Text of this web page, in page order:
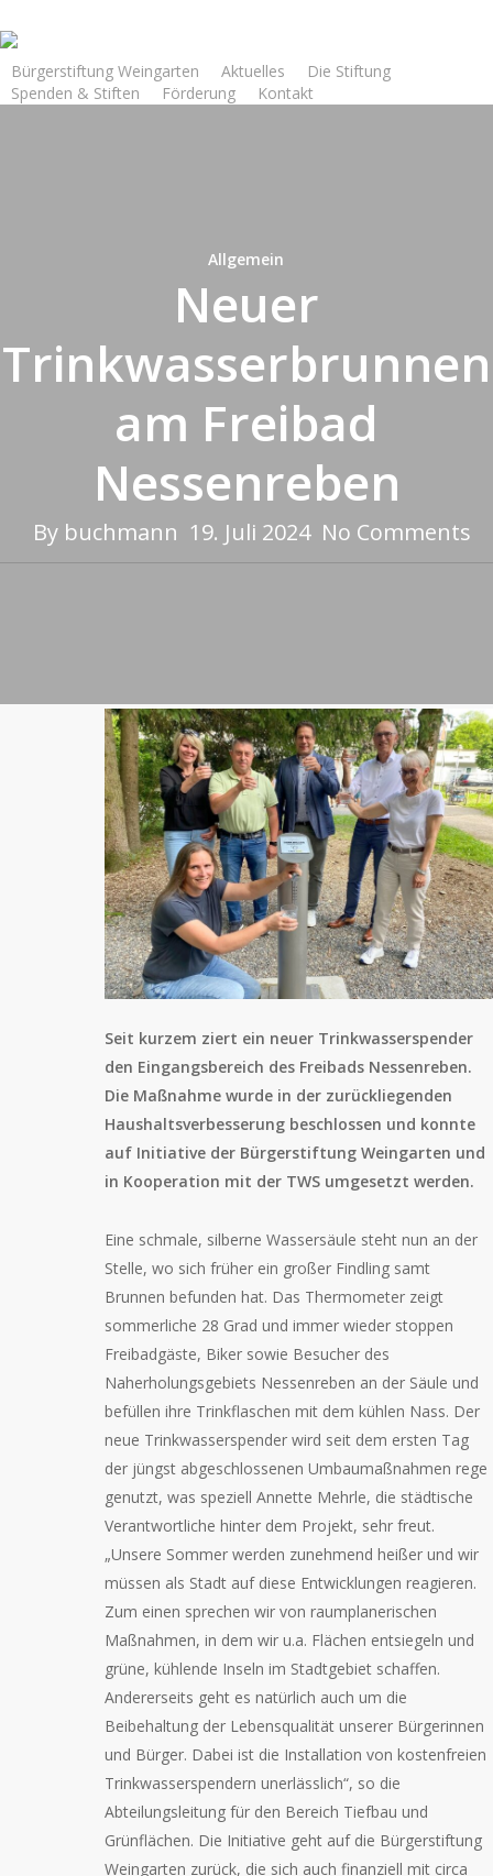
to
main
content
Bürgerstiftung Weingarten Aktuelles
Die Stiftung
Spenden & Stiften
Förderung Kontakt
Allgemein
Neuer
Trinkwasserbrunnen
am Freibad
Nessenreben
By buchmann 19. Juli 2024 No Comments
Seit kurzem ziert ein neuer Trinkwasserspender
den Eingangsbereich des Freibads Nessenreben.
Die Maßnahme wurde in der zurückliegenden
Haushaltsverbesserung beschlossen und konnte
auf Initiative der Bürgerstiftung Weingarten und
in Kooperation mit der TWS umgesetzt werden.
Eine schmale, silberne Wassersäule steht nun an der
Stelle, wo sich früher ein großer Findling samt
Brunnen befunden hat. Das Thermometer zeigt
sommerliche 28 Grad und immer wieder stoppen
Freibadgäste, Biker sowie Besucher des
Naherholungsgebiets Nessenreben an der Säule und
befüllen ihre Trinkflaschen mit dem kühlen Nass. Der
neue Trinkwasserspender wird seit dem ersten Tag
der jüngst abgeschlossenen Umbaumaßnahmen rege
genutzt, was speziell Annette Mehrle, die städtische
Verantwortliche hinter dem Projekt, sehr freut.
„Unsere Sommer werden zunehmend heißer und wir
müssen als Stadt auf diese Entwicklungen reagieren.
Zum einen sprechen wir von raumplanerischen
Maßnahmen, in dem wir u.a. Flächen entsiegeln und
grüne, kühlende Inseln im Stadtgebiet schaffen.
Andererseits geht es natürlich auch um die
Beibehaltung der Lebensqualität unserer Bürgerinnen
und Bürger. Dabei ist die Installation von kostenfreien
Trinkwasserspendern unerlässlich“, so die
Abteilungsleitung für den Bereich Tiefbau und
Grünflächen. Die Initiative geht auf die Bürgerstiftung
Weingarten zurück, die sich auch finanziell mit circa